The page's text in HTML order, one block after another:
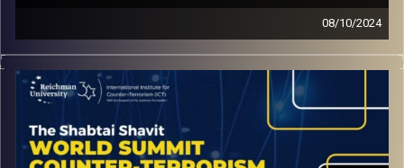
08/10/2024
ראיון מהכנס השנתי של המכון למדיניות נגד טרור עם מר דן
מרידור יו״ר ועדת החוץ והביטחון לשעבר, ושר בממשלת ישראל
קרדיט תמונות:ICT